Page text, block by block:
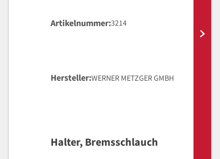
Artikelnummer 3214
Hersteller WERNER METZGER GMBH
Halter, Bremsschlauch